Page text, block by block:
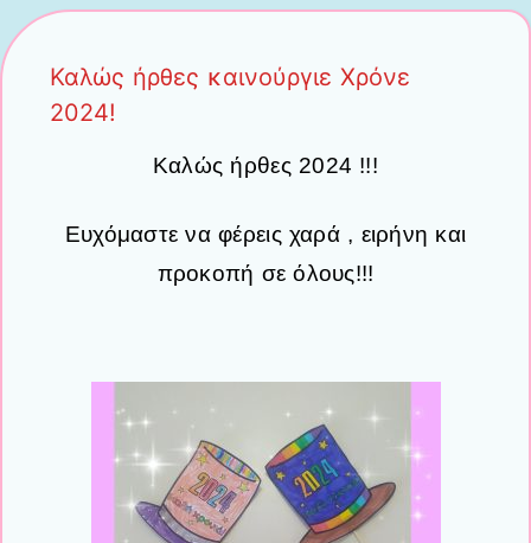
Καλώς ήρθες καινούργιε Χρόνε
2024!
Καλώς ήρθες 2024 !!!
Ευχόμαστε να φέρεις χαρά , ειρήνη και
προκοπή σε όλους!!!